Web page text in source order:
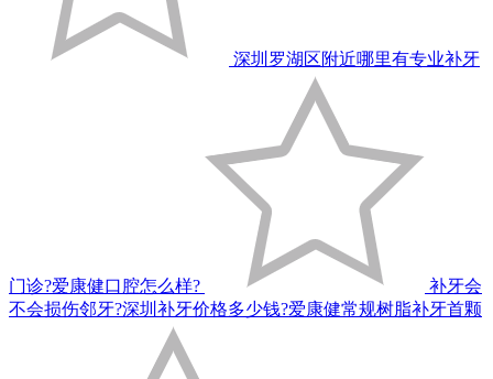
深圳罗湖区附近哪里有专业补牙
门诊?爱康健口腔怎么样?
补牙会
不会损伤邻牙?深圳补牙价格多少钱?爱康健常规树脂补牙首颗